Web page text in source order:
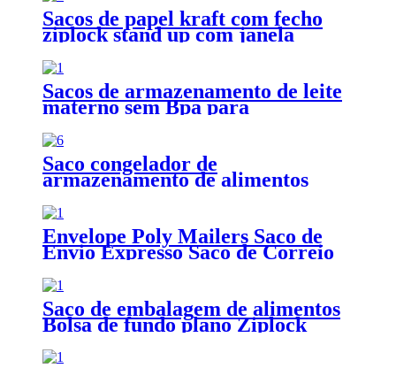
Sacos de papel kraft com fecho
ziplock stand up com janela
transparente e zíper
Sacos de armazenamento de leite
materno sem Bpa para
armazenamento de leite materno
congelado
Saco congelador de
armazenamento de alimentos
Envelope Poly Mailers Saco de
Envio Expresso Saco de Correio
Saco de embalagem de alimentos
Bolsa de fundo plano Ziplock